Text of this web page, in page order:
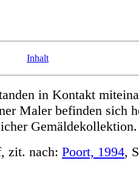
Inhalt
in Kontakt
Maler befinden sich
Gemäldekollektion.
zit. nach: Poort, 1994,